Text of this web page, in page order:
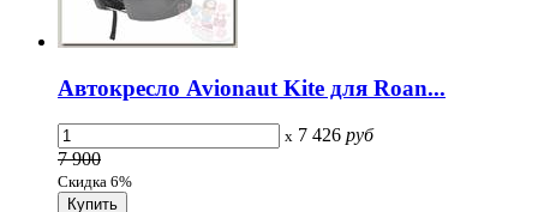
Автокресло Avionaut Kite для Roan...
x 7 426 руб
7 900
Скидка 6%